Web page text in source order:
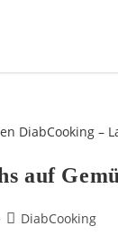
auf
DiabCooking